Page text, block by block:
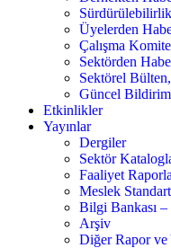
Üyelerden
Çalışma
Sektörden
Sektörel
Güncel
Etkinlikler
Yayınlar
Dergiler
Sektör
Faaliyet
Meslek
Bilgi Bankası
Arşiv
Diğer Rapor ve